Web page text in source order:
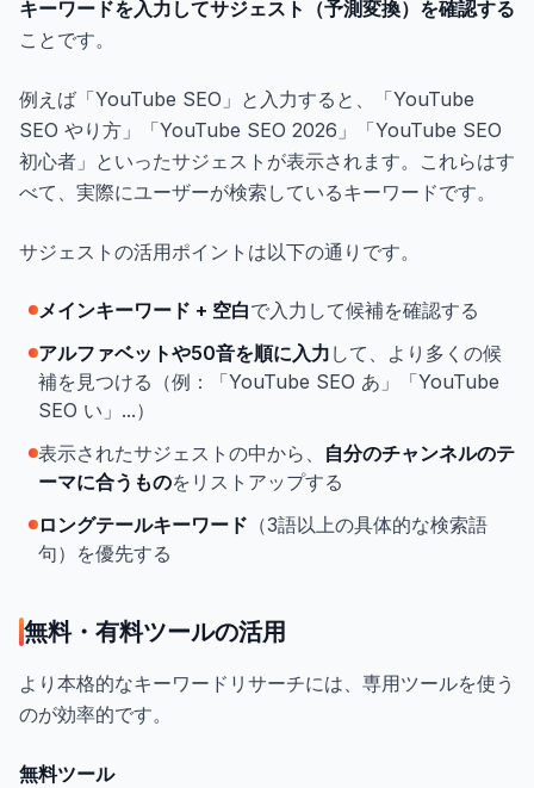
キーワードを入力してサジェスト（予測変換）を確認する
ことです。
例えば「YouTube SEO」と入力すると、「YouTube
SEO やり方」「YouTube SEO 2026」「YouTube SEO
初心者」といったサジェストが表示されます。これらはす
べて、実際にユーザーが検索しているキーワードです。
サジェストの活用ポイントは以下の通りです。
メインキーワード + 空白で入力して候補を確認する
アルファベットや50音を順に入力 して、より多くの候
補を見つける（例：「YouTube SEO あ」「YouTube
SEO い」...）
表示されたサジェストの中から、 自分のチャンネルのテ
ーマに合うものをリストアップする
ロングテールキーワード （3語以上の具体的な検索語
句）を優先する
無料・有料ツールの活用
より本格的なキーワードリサーチには、専用ツールを使う
のが効率的です。
無料ツール